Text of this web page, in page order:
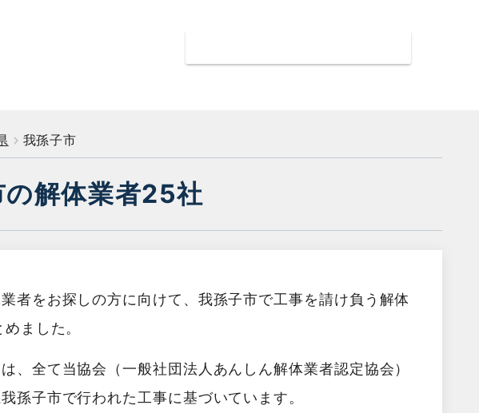
我孫子市
解体業者25社
者をお探しの方に向けて、我孫子市で工事を請け負う解体
ました。
、全て当協会（一般社団法人あんしん解体業者認定協会）
孫子市で行われた工事に基づいています。